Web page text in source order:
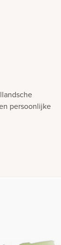
persoonlijke